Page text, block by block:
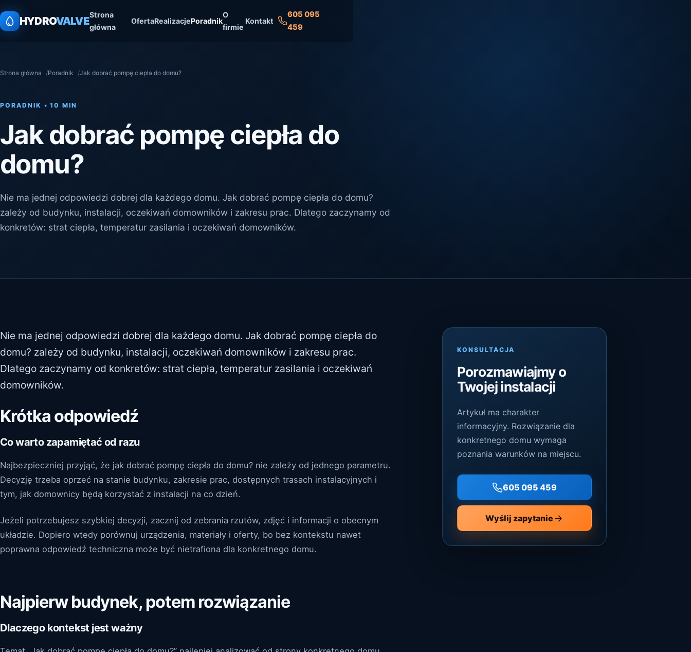
HYDROVALVEStrona
główna
OfertaRealizacjePoradnik
O
firmie
Kontakt
605 095
459
Strona główna Poradnik Jak dobrać pompę ciepła do domu?
PORADNIK • 10 MIN
Jak dobrać pompę ciepła do
domu?
Nie ma jednej odpowiedzi dobrej dla każdego domu. Jak dobrać pompę ciepła do domu?
zależy od budynku, instalacji, oczekiwań domowników i zakresu prac. Dlatego zaczynamy od
konkretów: strat ciepła, temperatur zasilania i oczekiwań domowników.
Nie ma jednej odpowiedzi dobrej dla każdego domu. Jak dobrać pompę ciepła do
domu? zależy od budynku, instalacji, oczekiwań domowników i zakresu prac.
Dlatego zaczynamy od konkretów: strat ciepła, temperatur zasilania i oczekiwań
domowników.
Krótka odpowiedź
Co warto zapamiętać od razu
Najbezpieczniej przyjąć, że jak dobrać pompę ciepła do domu? nie zależy od jednego parametru.
Decyzję trzeba oprzeć na stanie budynku, zakresie prac, dostępnych trasach instalacyjnych i
tym, jak domownicy będą korzystać z instalacji na co dzień.
Jeżeli potrzebujesz szybkiej decyzji, zacznij od zebrania rzutów, zdjęć i informacji o obecnym
układzie. Dopiero wtedy porównuj urządzenia, materiały i oferty, bo bez kontekstu nawet
poprawna odpowiedź techniczna może być nietrafiona dla konkretnego domu.
Najpierw budynek, potem rozwiązanie
Dlaczego kontekst jest ważny
KONSULTACJA
Porozmawiajmy o
Twojej instalacji
Artykuł ma charakter
informacyjny. Rozwiązanie dla
konkretnego domu wymaga
poznania warunków na miejscu.
605 095 459
Wyślij zapytanie